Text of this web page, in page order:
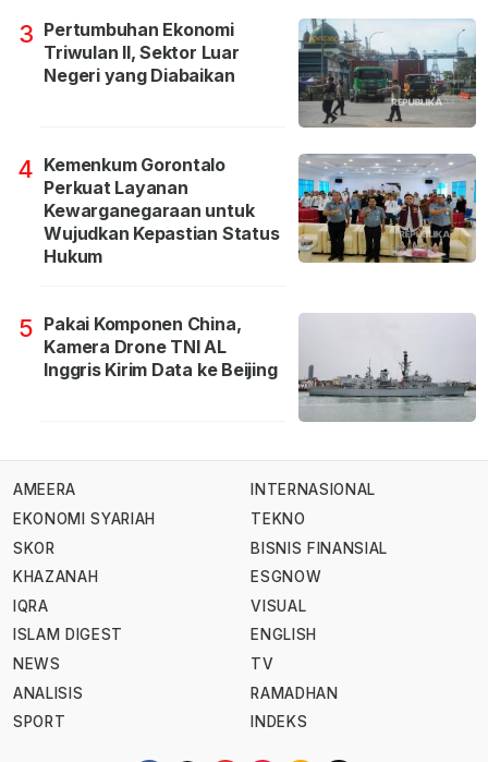
3 Pertumbuhan Ekonomi
Triwulan II, Sektor Luar
Negeri yang Diabaikan
4 Kemenkum Gorontalo
Perkuat Layanan
Kewarganegaraan untuk
Wujudkan Kepastian Status
Hukum
5 Pakai Komponen China,
Kamera Drone TNI AL
Inggris Kirim Data ke Beijing
AMEERA
EKONOMI SYARIAH
SKOR
KHAZANAH
IQRA
ISLAM DIGEST
NEWS
ANALISIS
SPORT
INTERNASIONAL
TEKNO
BISNIS FINANSIAL
ESGNOW
VISUAL
ENGLISH
TV
RAMADHAN
INDEKS